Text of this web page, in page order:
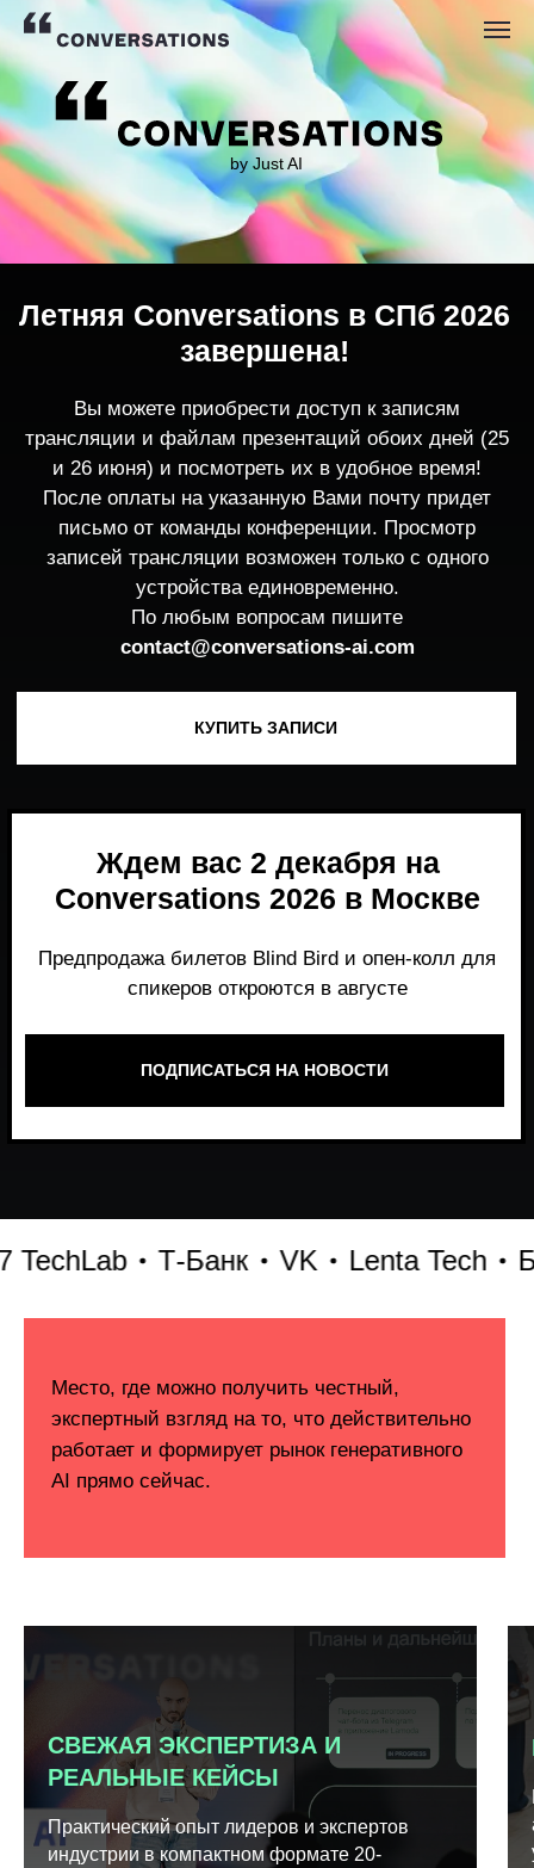
by Just AI
трансляции и файлам презентаций обоих дней (25
После оплаты на указанную Вами почту придет
записей трансляции возможен только с одного
устройства единовременно.
По любым вопросам пишите
contact@conversations-ai.co m
Летняя Conversations в СПб 2026
завершена!
Ждем вас 2 декабря на
Conversations 2026 в Москве
ПОДПИСАТЬСЯ НА НОВОСТИ
Т-Банк VK Lenta Tech
Место, где можно получить честный,
работает и формирует рынок генеративного
СВЕЖАЯ ЭКСПЕРТИЗА И
РЕАЛЬНЫЕ КЕЙСЫ
Практический опыт лидеров и экспертов
индустрии в компактном формате 20-